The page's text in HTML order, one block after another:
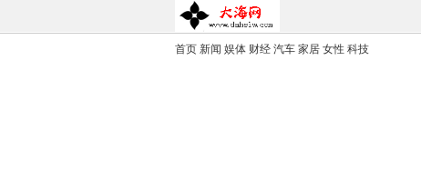
首页 新闻 娱体 财经 汽车 家居 女性 科技